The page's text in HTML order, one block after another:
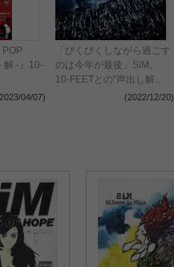
解 -』10-
全出演者
04/07)
「びくびくしながら過ごす
のは今年が最後」SiM、
10-FEETとの“声出し解
禁”2マンライブレポート
(2022/12/20)